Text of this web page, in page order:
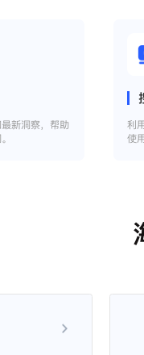
新洞察，帮助
利
使